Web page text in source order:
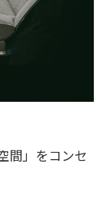
間」をコンセ